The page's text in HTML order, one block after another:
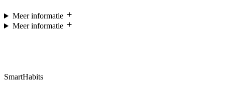
Meer informatie
Meer informatie
SmartHabits